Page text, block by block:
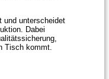
und unterscheidet
Dabei
Tisch kommt.